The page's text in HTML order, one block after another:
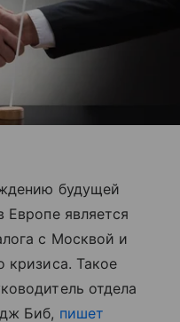
будущей
Европе является
с Москвой и
кризиса. Такое
отдела
Биб, пишет